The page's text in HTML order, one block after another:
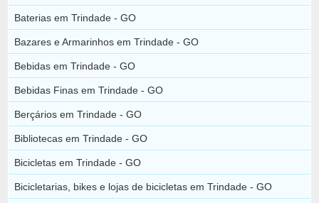
Baterias em Trindade - GO
Bazares e Armarinhos em Trindade - GO
Bebidas em Trindade - GO
Bebidas Finas em Trindade - GO
Berçários em Trindade - GO
Bibliotecas em Trindade - GO
Bicicletas em Trindade - GO
Bicicletarias, bikes e lojas de bicicletas em Trindade - GO